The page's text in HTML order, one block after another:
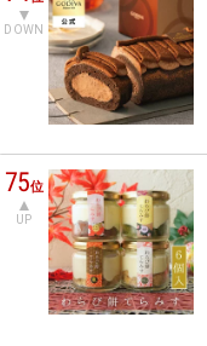
DOWN
75位
UP